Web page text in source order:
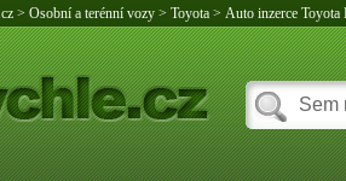
> Osobní a terénní vozy > Toyota > Auto inzerce Toyota